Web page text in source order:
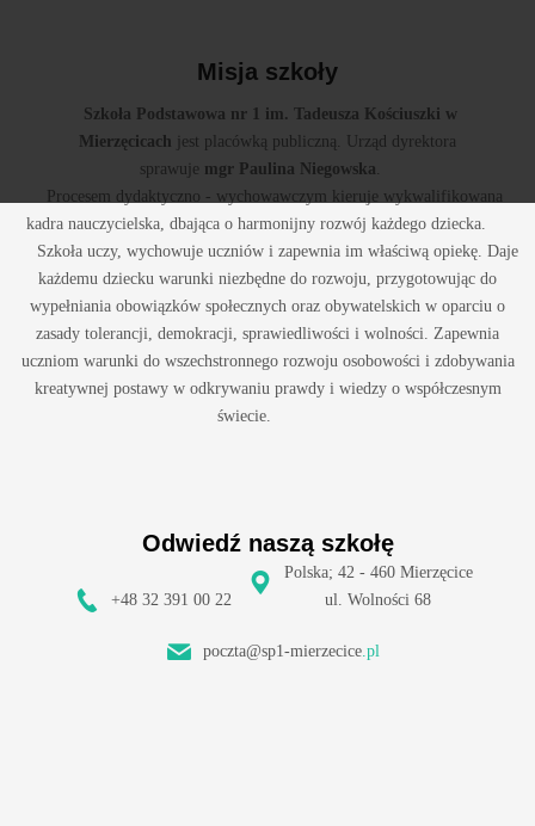
Misja szkoły
Szkoła Podstawowa nr 1 im. Tadeusza Kościuszki w
Mierzęcicach jest placówką publiczną. Urząd dyrektora
sprawuje mgr Paulina Niegowska
Procesem dydaktyczno - wychowawczym kieruje wykwalifikowana
kadra nauczycielska, dbająca o harmonijny rozwój każdego dziecka.
Szkoła uczy, wychowuje uczniów i zapewnia im właściwą opiekę. Daje
każdemu dziecku warunki niezbędne do rozwoju, przygotowując do
wypełniania obowiązków społecznych oraz obywatelskich w oparciu o
zasady tolerancji, demokracji, sprawiedliwości i wolności. Zapewnia
uczniom warunki do wszechstronnego rozwoju osobowości i zdobywania
kreatywnej postawy w odkrywaniu prawdy i wiedzy o współczesnym
świecie.
Odwiedź naszą szkołę
+48 32 391 00 22
Polska; 42 - 460 Mierzęcice
ul. Wolności 68
poczta@sp1-mierzecice .pl